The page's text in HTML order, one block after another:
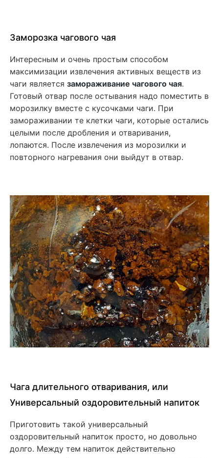
Заморозка чагового чая
Интересным и очень простым способом
максимизации извлечения активных веществ из
чаги является замораживание чагового чая.
Готовый отвар после остывания надо поместить в
морозилку вместе с кусочками чаги. При
замораживании те клетки чаги, которые остались
целыми после дробления и отваривания,
лопаются. После извлечения из морозилки и
повторного нагревания они выйдут в отвар.
Чага длительного отваривания, или
Универсальный оздоровительный напиток
Приготовить такой универсальный
оздоровительный напиток просто, но довольно
долго. Между тем напиток действительно